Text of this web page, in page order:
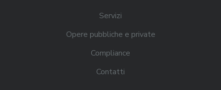
Servizi
Opere pubbliche e private
Compliance
Contatti